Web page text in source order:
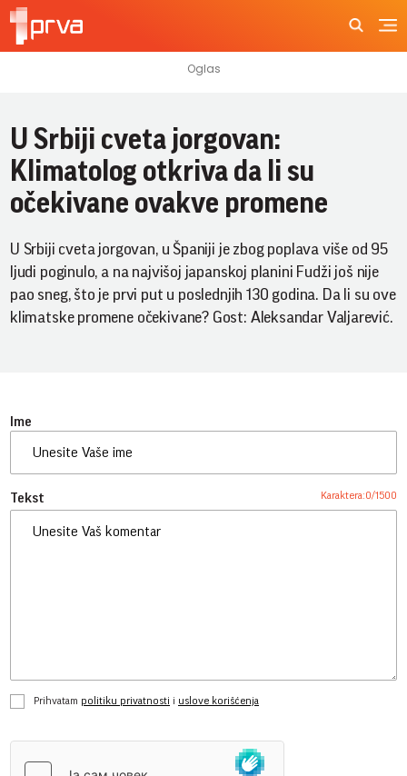
U Srbiji cveta jorgovan:
Klimatolog otkriva da li su
očekivane ovakve promene
U Srbiji cveta jorgovan, u Španiji je zbog poplava više od 95
ljudi poginulo, a na najvišoj japanskoj planini Fudži još nije
pao sneg, što je prvi put u poslednjih 130 godina. Da li su ove
klimatske promene očekivane? Gost: Aleksandar Valjarević.
Ime
Tekst Karaktera:0/1500
Prihvatam politiku privatnosti i uslove korišćenja